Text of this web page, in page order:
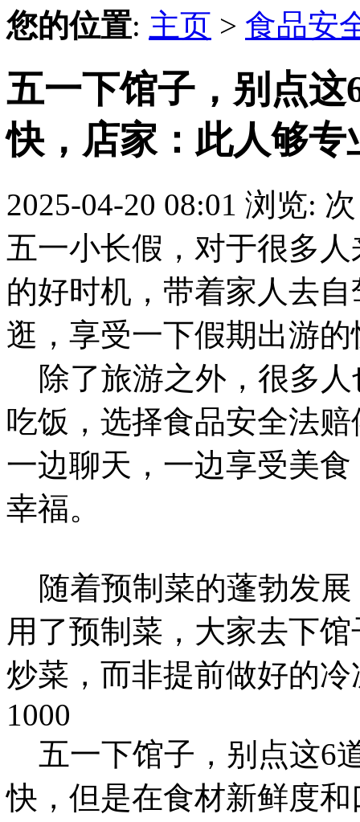
您的位置: 主页 > 食品安
五一下馆子，别点
快，店家：此人够专
2025-04-20 08:01 浏览: 次
五一小长假，对于很多
的好时机，带着家人去
逛，享受一下假期出游的
除了旅游之外，很多人
吃饭，选择食品安全法
一边聊天，一边享受美
幸福。
随着预制菜的蓬勃发展
用了预制菜，大家去下
炒菜，而非提前做好的
1000
五一下馆子，别点这6
快，但是在食材新鲜度